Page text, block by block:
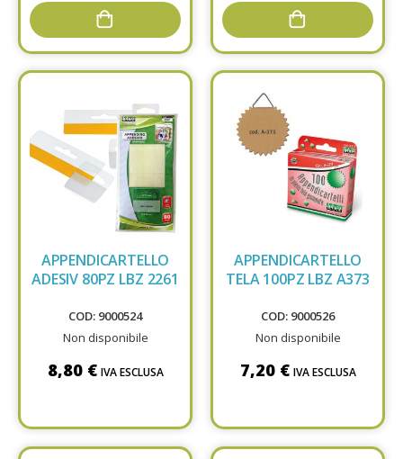
APPENDICARTELLO
ADESIV 80PZ LBZ 2261
COD: 9000524
Non disponibile
8,80 € IVA ESCLUSA
APPENDICARTELLO
TELA 100PZ LBZ A373
COD: 9000526
Non disponibile
7,20 € IVA ESCLUSA